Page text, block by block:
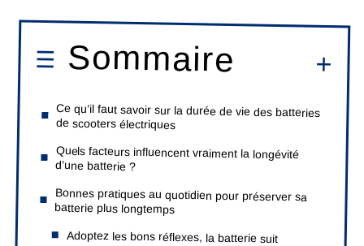
Sommaire
Ce qu’il faut savoir sur la durée de vie des batteries
de scooters électriques
Quels facteurs influencent vraiment la longévité
d’une batterie ?
Bonnes pratiques au quotidien pour préserver sa
batterie plus longtemps
Adoptez les bons réflexes, la batterie suit